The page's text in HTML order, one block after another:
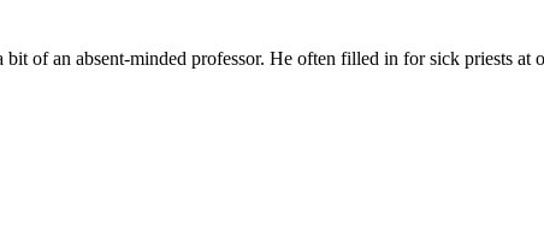
of an absent-minded professor. He often filled in for sick priests at